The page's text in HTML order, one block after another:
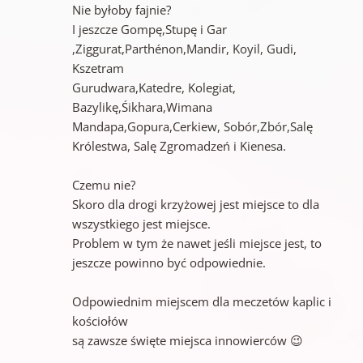
Nie byłoby fajnie?
I jeszcze Gompę,Stupę i Gar
,Ziggurat,Parthénon,Mandir, Koyil, Gudi,
Kszetram
Gurudwara,Katedre, Kolegiat,
Bazylikę,Śikhara,Wimana
Mandapa,Gopura,Cerkiew, Sobór,Zbór,Salę
Królestwa, Salę Zgromadzeń i Kienesa.
Czemu nie?
Skoro dla drogi krzyżowej jest miejsce to dla
wszystkiego jest miejsce.
Problem w tym że nawet jeśli miejsce jest, to
jeszcze powinno być odpowiednie.
Odpowiednim miejscem dla meczetów kaplic i
kościołów
są zawsze święte miejsca innowierców 😉